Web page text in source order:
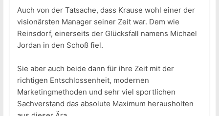
Auch von der Tatsache, dass Krause wohl einer der
visionärsten Manager seiner Zeit war. Dem wie
Reinsdorf, einerseits der Glücksfall namens Michael
Jordan in den Schoß fiel.
Sie aber auch beide dann für ihre Zeit mit der
richtigen Entschlossenheit, modernen
Marketingmethoden und sehr viel sportlichen
Sachverstand das absolute Maximum herausholten